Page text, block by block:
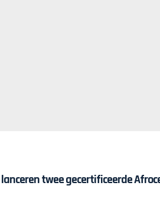
twee gecertificeerde